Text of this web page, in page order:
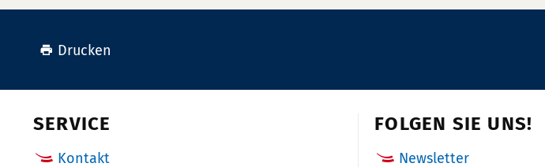
Drucken
SERVICE
Kontakt
FOLGEN SIE UNS!
Newsletter